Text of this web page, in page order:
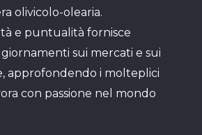
olivicolo-olearia.
e puntualità fornisce
sui mercati e sui
approfondendo i molteplici
con passione nel mondo